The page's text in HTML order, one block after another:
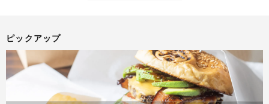
ピックアップ